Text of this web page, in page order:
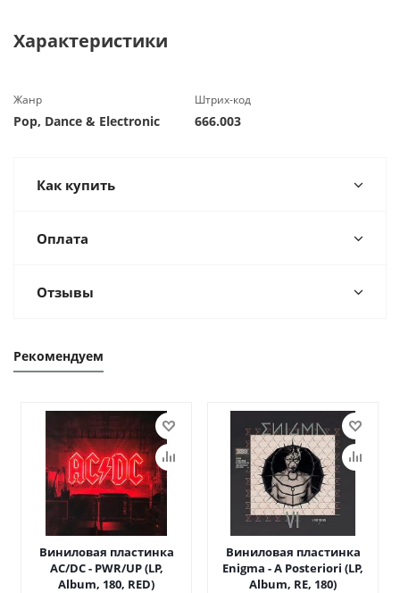
Характеристики
Жанр
Pop, Dance & Electronic
Штрих-код
666.003
Как купить
Оплата
Отзывы
Рекомендуем
Виниловая пластинка
AC/DC - PWR/UP (LP,
Album, 180, RED)
Виниловая пластинка
Enigma - A Posteriori (LP,
Album, RE, 180)